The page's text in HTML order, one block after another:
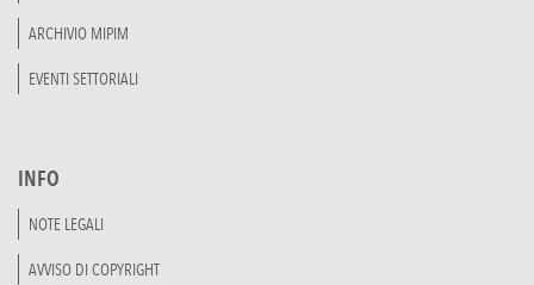
ARCHIVIO MIPIM
EVENTI SETTORIALI
INFO
NOTE LEGALI
AVVISO DI COPYRIGHT